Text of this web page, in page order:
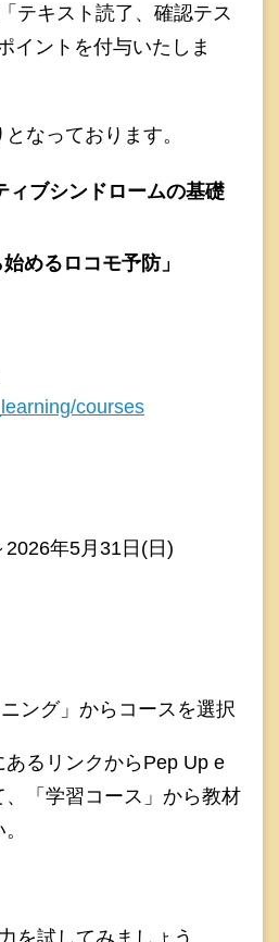
テキスト読了、確認テス
イントを付与いたしま
なっております。
ィブシンドロームの基礎
めるロコモ予防」
courses
年5月31日(日)
ング」からコースを選択
るリンクからPep Up e
「学習コース」から教材
を試してみましょう